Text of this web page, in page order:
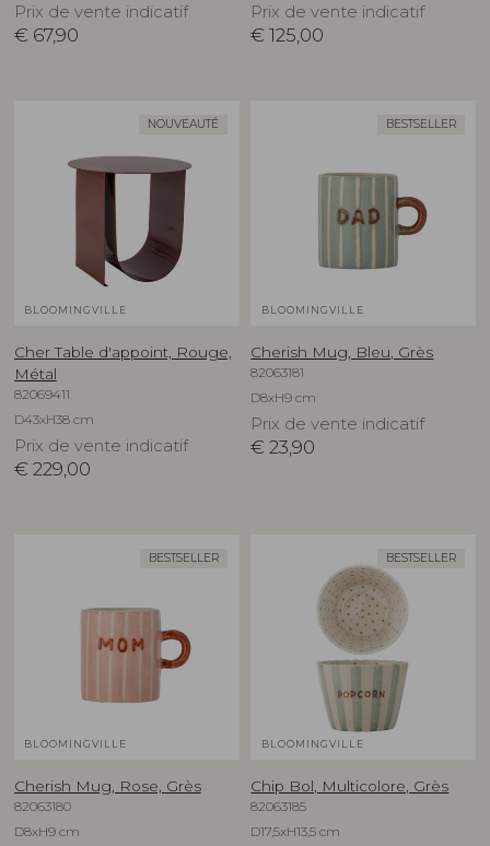
Prix de vente indicatif
€ 67,90
Prix de vente indicatif
€ 125,00
NOUVEAUTÉ
BLOOMINGVILLE
Cher Table d'appoint, Rouge,
Métal
82069411
D43xH38 cm
Prix de vente indicatif
€ 229,00
BESTSELLER
BLOOMINGVILLE
Cherish Mug, Bleu, Grès
82063181
D8xH9 cm
Prix de vente indicatif
€ 23,90
BESTSELLER
BLOOMINGVILLE
Cherish Mug, Rose, Grès
82063180
D8xH9 cm
BESTSELLER
BLOOMINGVILLE
Chip Bol, Multicolore, Grès
82063185
D17,5xH13,5 cm